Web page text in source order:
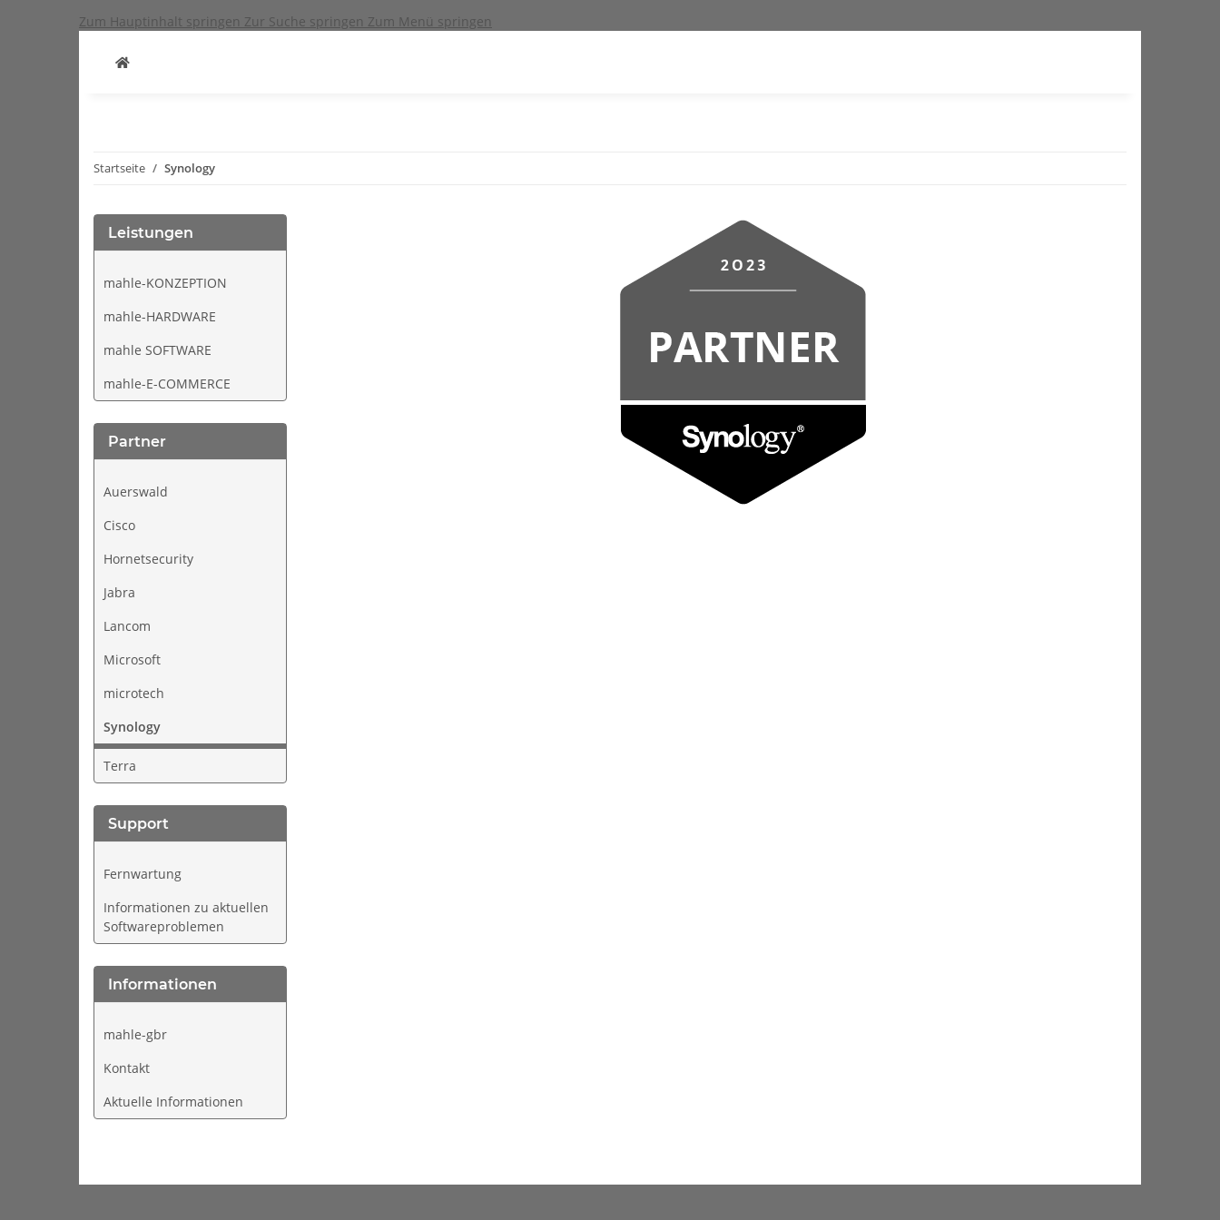
Zum Hauptinhalt springen Zur Suche springen Zum Menü springen
Startseite Synology
Leistungen
mahle-KONZEPTION
mahle-HARDWARE
mahle SOFTWARE
mahle-E-COMMERCE
Partner
Auerswald
Cisco
Hornetsecurity
Jabra
Lancom
Microsoft
microtech
Synology
Terra
Support
Fernwartung
Informationen zu aktuellen
Softwareproblemen
Informationen
mahle-gbr
Kontakt
Aktuelle Informationen